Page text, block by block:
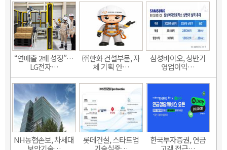
“연매출 2배 성장”…
LG전자…
㈜한화 건설부문, 자
체 기획 안…
삼성바이오, 상반기
영업이익…
NH농협손보, 차세대
롯데건설, 스타트업
한국투자증권, 연금